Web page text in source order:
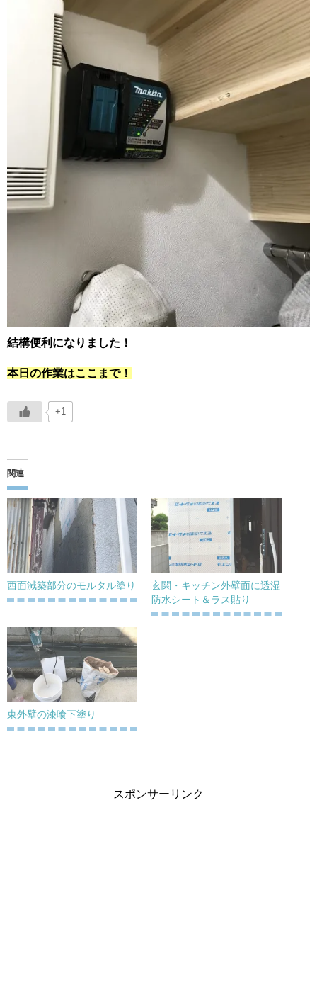
結構便利になりました！
本日の作業はここまで！
+1
関連
西面減築部分のモルタル塗り
玄関・キッチン外壁面に透湿
防水シート＆ラス貼り
東外壁の漆喰下塗り
スポンサーリンク